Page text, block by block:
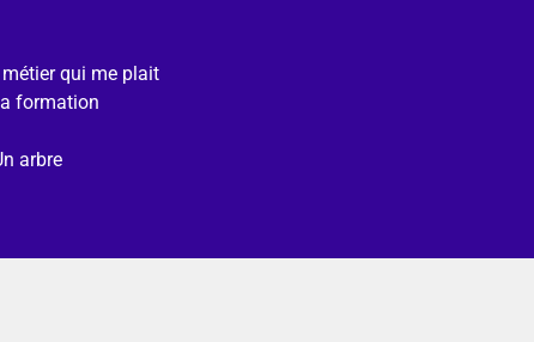
qui me plait
formation
arbre